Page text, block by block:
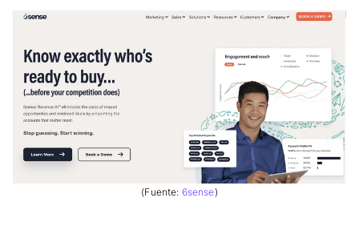
(Fuente: 6sense)